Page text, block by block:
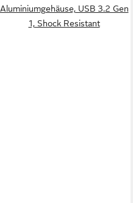
Aluminiumgehäuse, USB 3.2 Gen
1, Shock Resistant